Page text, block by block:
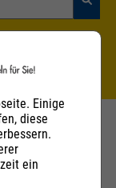
Einige
diese
ein